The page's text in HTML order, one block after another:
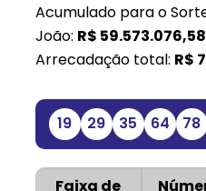
Acumulado para o
João: R$ 59.573.076,58
Arrecadação total: R$
19 29 35 64 78
Faixa de